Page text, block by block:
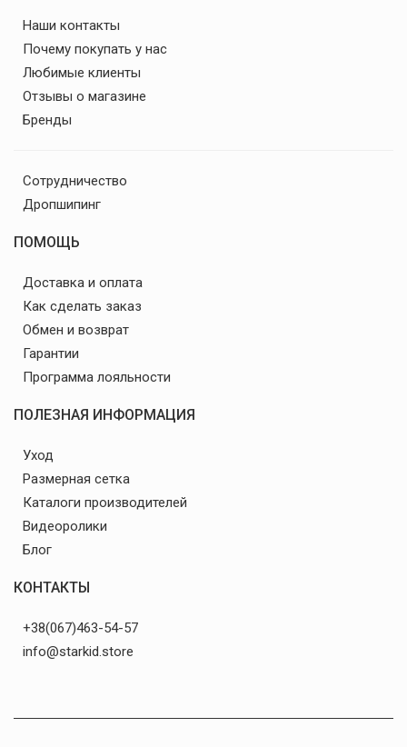
Наши контакты
Почему покупать у нас
Любимые клиенты
Отзывы о магазине
Бренды
Сотрудничество
Дропшипинг
ПОМОЩЬ
Доставка и оплата
Как сделать заказ
Обмен и возврат
Гарантии
Программа лояльности
ПОЛЕЗНАЯ ИНФОРМАЦИЯ
Уход
Размерная сетка
Каталоги производителей
Видеоролики
Блог
КОНТАКТЫ
+38(067)463-54-57
info@starkid.store